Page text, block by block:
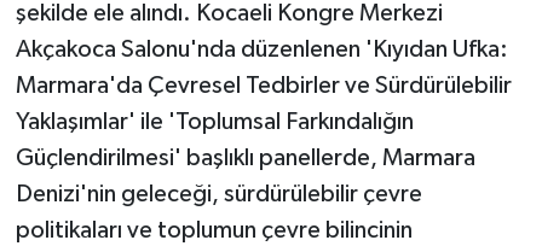
şekilde ele alındı. Kocaeli Kongre Merkezi
Akçakoca Salonu'nda düzenlenen 'Kıyıdan Ufka:
Marmara'da Çevresel Tedbirler ve Sürdürülebilir
Yaklaşımlar' ile 'Toplumsal Farkındalığın
Güçlendirilmesi' başlıklı panellerde, Marmara
Denizi'nin geleceği, sürdürülebilir çevre
politikaları ve toplumun çevre bilincinin